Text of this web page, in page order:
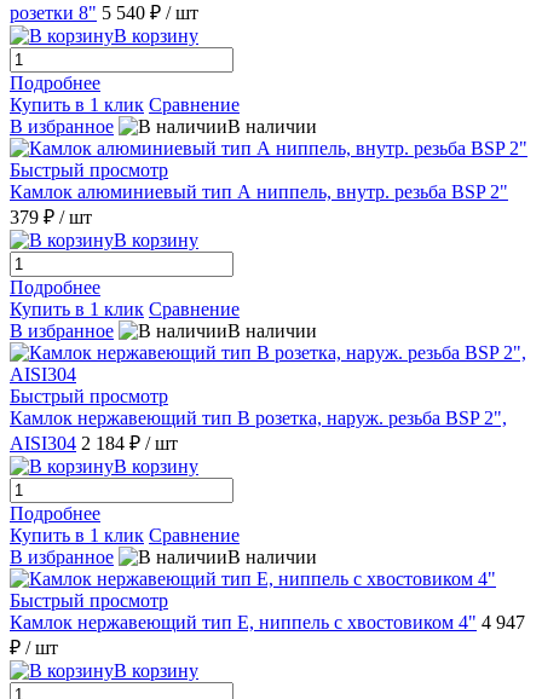
розетки 8" 5 540 ₽ / шт
В корзину
Подробнее
Купить в 1 клик Сравнение
В избранное
В наличии
Быстрый просмотр
Камлок алюминиевый тип А ниппель, внутр. резьба BSP 2"
379 ₽ / шт
В корзину
Подробнее
Купить в 1 клик Сравнение
В избранное
В наличии
Быстрый просмотр
Камлок нержавеющий тип B розетка, наруж. резьба BSP 2",
AISI304 2 184 ₽ / шт
В корзину
Подробнее
Купить в 1 клик Сравнение
В избранное
В наличии
Быстрый просмотр
Камлок нержавеющий тип E, ниппель с хвостовиком 4" 4 947
₽ / шт
В корзину